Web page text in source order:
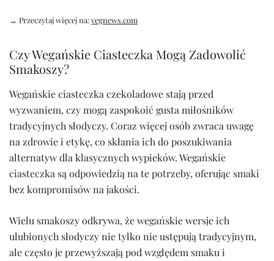
→ Przeczytaj więcej na:vegnews.com
Czy Wegańskie Ciasteczka Mogą Zadowolić
Smakoszy?
Wegańskie ciasteczka czekoladowe stają przed
wyzwaniem, czy mogą zaspokoić gusta miłośników
tradycyjnych słodyczy. Coraz więcej osób zwraca uwagę
na zdrowie i etykę, co skłania ich do poszukiwania
alternatyw dla klasycznych wypieków. Wegańskie
ciasteczka są odpowiedzią na te potrzeby, oferując smaki
bez kompromisów na jakości.
Wielu smakoszy odkrywa, że wegańskie wersje ich
ulubionych słodyczy nie tylko nie ustępują tradycyjnym,
ale często je przewyższają pod względem smaku i